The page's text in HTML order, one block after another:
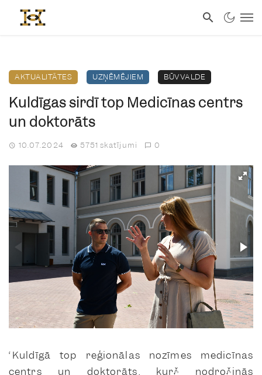
AKTUALITĀTES UZŅĒMĒJIEM BŪVVALDE
Kuldīgas sirdī top Medicīnas centrs
un doktorāts
10.07.2024 5751 skatījumi 0
“Kuldīgā top reģionālas nozīmes medicīnas
centrs un doktorāts, kurš nodrošinās